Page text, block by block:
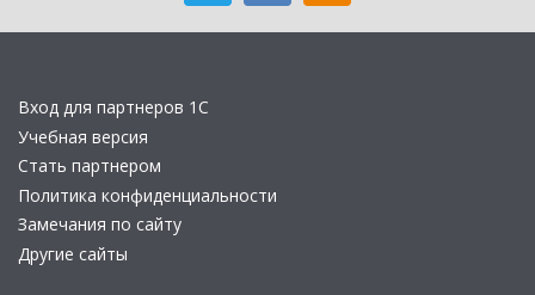
Вход для партнеров 1С
Учебная версия
Стать партнером
Политика конфиденциальности
Замечания по сайту
Другие сайты